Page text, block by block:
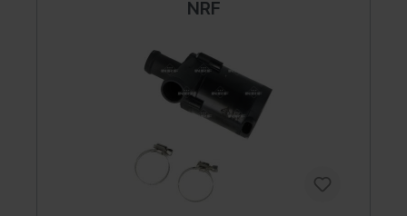
NRF